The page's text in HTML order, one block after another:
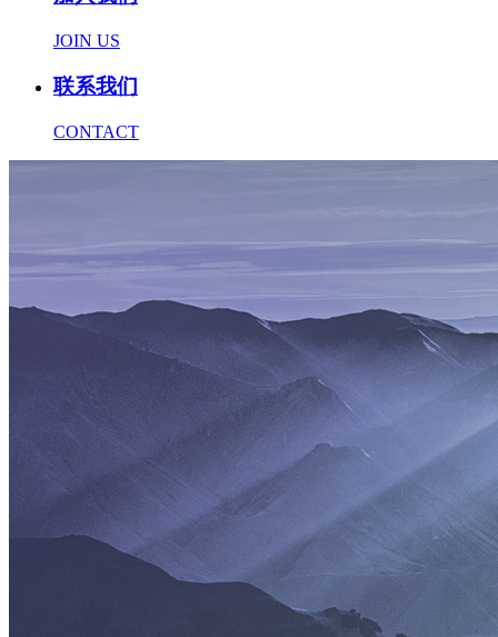
JOIN US
联系我们
CONTACT